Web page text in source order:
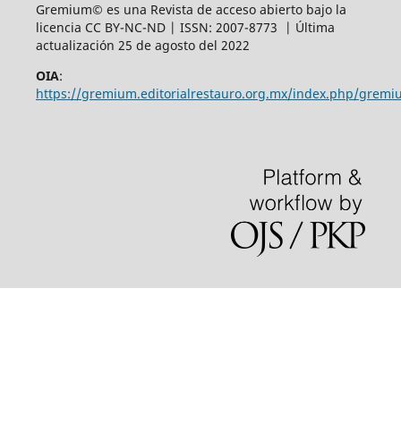
Gremium© es una Revista de acceso abierto bajo la
licencia CC BY-NC-ND | ISSN: 2007-8773 | Última
actualización 25 de agosto del 2022
OIA:
https://gremium.editorialrestauro.org.mx/index.php/